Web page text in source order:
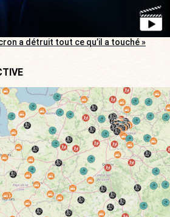
a détruit tout ce qu’il a touché »